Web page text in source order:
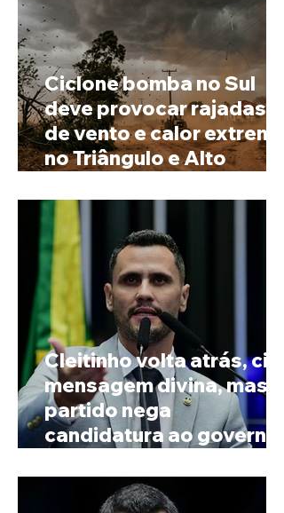
Ciclone bomba no Sul
deve provocar rajadas
de vento e calor extremo
no Triângulo e Alto
Cleitinho volta atrás, cita
mensagem divina, mas
partido nega
candidatura ao governo